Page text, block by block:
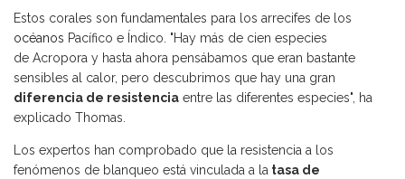
Estos corales son fundamentales para los arrecifes de los
océanos Pacífico e Índico. "Hay más de cien especies
de Acropora y hasta ahora pensábamos que eran bastante
sensibles al calor, pero descubrimos que hay una gran
diferencia de resistencia entre las diferentes especies", ha
explicado Thomas.
Los expertos han comprobado que la resistencia a los
fenómenos de blanqueo está vinculada a la tasa de